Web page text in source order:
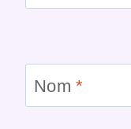
Nom*